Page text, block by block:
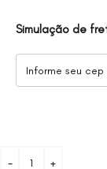
Simulação de